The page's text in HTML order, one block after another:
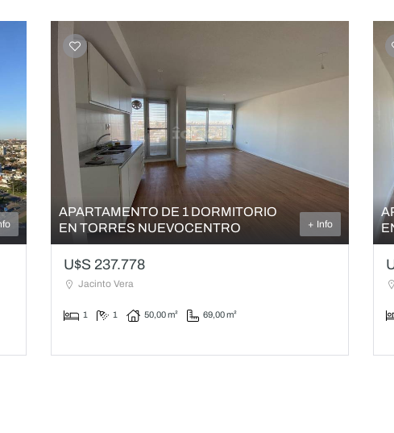
APARTAMENTO DE 1 DORMITORIO
EN TORRES NUEVOCENTRO
+ Info
U$S 237.778
Jacinto Vera
1 1 50,00 m² 69,00 m²